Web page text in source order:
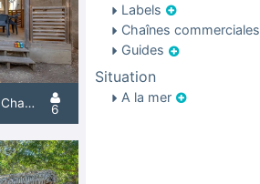
Labels
Chaînes commerciales
Guides
Situation
A la mer
Chalet Ciela Confort Spa - 3 Chambres 6